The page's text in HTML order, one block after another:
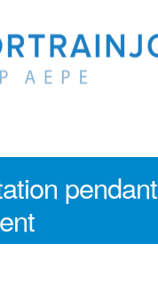
pendant